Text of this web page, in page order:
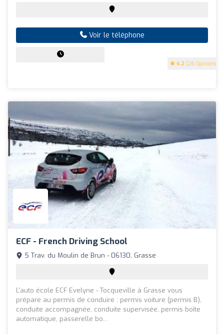
4.2 (26 Opinions)
Voir le téléphone
ECF - French Driving School
5 Trav. du Moulin de Brun - 06130, Grasse
L'auto école ECF Evelyne - Tocqueville à Grasse vous
prépare au permis de conduire : permis voiture (permis B),
conduite accompagnée, conduite supervisée, permis boîte
automatique, passerelle bo...